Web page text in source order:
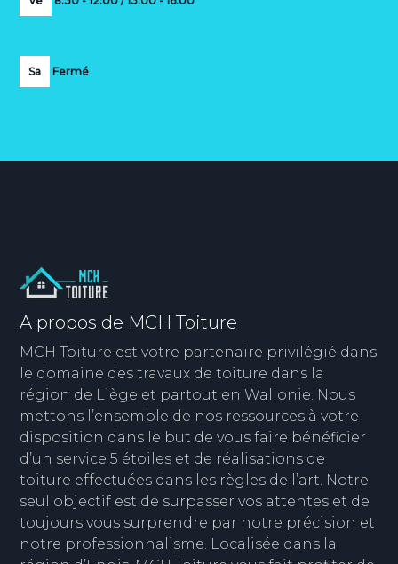
Sa Fermé
A propos de MCH Toiture
MCH Toiture est votre partenaire privilégié dans
le domaine des travaux de toiture dans la
région de Liège et partout en Wallonie. Nous
mettons l’ensemble de nos ressources à votre
disposition dans le but de vous faire bénéficier
d’un service 5 étoiles et de réalisations de
toiture effectuées dans les règles de l’art. Notre
seul objectif est de surpasser vos attentes et de
toujours vous surprendre par notre précision et
notre professionnalisme. Localisée dans la